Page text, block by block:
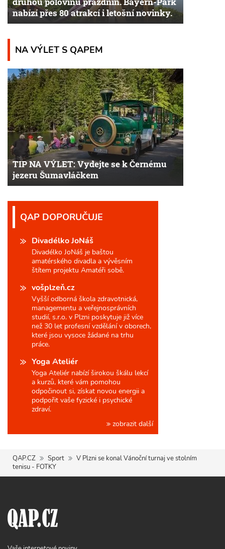
nabízí přes 80 atrakcí i letošní novinky.
NA VÝLET S QAPEM
TIP NA VÝLET: Vydejte se k Černému
jezeru Šumavláčkem
QAP DOPORUČUJE
Divadélko JoNáš
Divadélko JoNáš je baštou
amatérského divadla a vývěsním
štítem projektu Amatéři sobě.
vošplzeň.cz
Vyšší odborná škola zdravotnická,
managementu a veřejnosprávních
studií, s.r.o. v Plzni poskytuje již více
než 30 let profesní vzdělání v oborech,
které jsou vysoce žádané na trhu
práce.
Yoga Ateliér
Yoga Ateliér nabízí širokou škálu lekcí
a kurzů, které vám pomohou
odpočinout si, získat novou energii a
podpořit vaše fyzické i psychické
zdraví.
zobrazit další
QAP.CZ Sport
V Plzni se konal Vánoční turnaj ve stolním
tenisu - FOTKY